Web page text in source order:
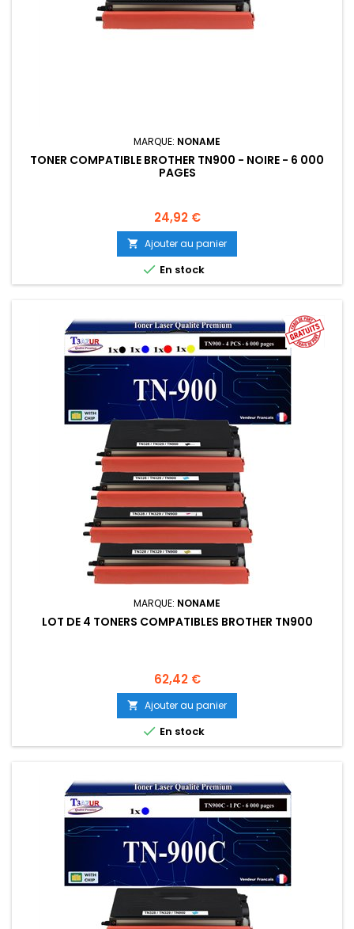
MARQUE: NONAME
TONER COMPATIBLE BROTHER TN900 - NOIRE - 6 000
PAGES
Prix
24,92 €
 Ajouter au panier
 En stock
MARQUE: NONAME
LOT DE 4 TONERS COMPATIBLES BROTHER TN900
Prix
62,42 €
 Ajouter au panier
 En stock